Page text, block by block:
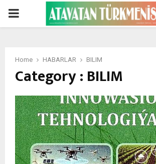
PRIMARY
Home HABARLAR BILIM
Category : BILIM